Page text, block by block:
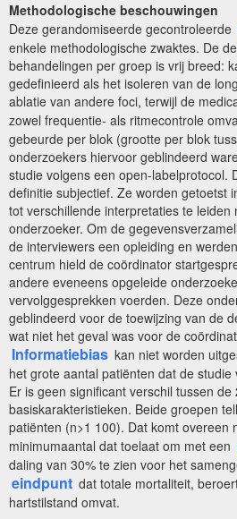
Methodologische beschouwingen
Deze gerandomiseerde gecontroleerde
enkele methodologische zwaktes. De
behandelingen per groep is vrij breed:
gedefinieerd als het isoleren van de
ablatie van andere foci, terwijl de
zowel frequentie- als ritmecontrole
gebeurde per blok (grootte per blok
onderzoekers hiervoor geblindeerd
studie volgens een open-labelprotocol.
definitie subjectief. Ze worden getoetst
tot verschillende interpretaties te leiden
onderzoeker. Om de
de interviewers een opleiding en
centrum hield de coördinator
andere eveneens opgeleide
vervolggesprekken voerden. Deze
geblindeerd voor de toewijzing van de
wat niet het geval was voor de
Informatiebias kan niet worden
het grote aantal patiënten dat de
Er is geen significant verschil tussen
basiskarakteristieken. Beide groepen
patiënten (n>1 100). Dat komt overeen
minimumaantal dat toelaat om met een
daling van 30% te zien voor het
eindpunt dat totale mortaliteit,
hartstilstand omvat.